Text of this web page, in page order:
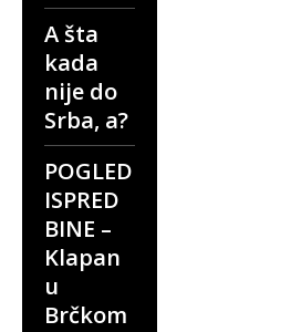
A šta
kada
nije do
Srba, a?
POGLED
ISPRED
BINE –
Klapan
u
Brčkom